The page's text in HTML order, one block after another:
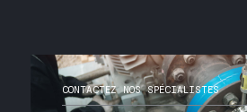
CONTACTEZ NOS SPÉCIALISTES